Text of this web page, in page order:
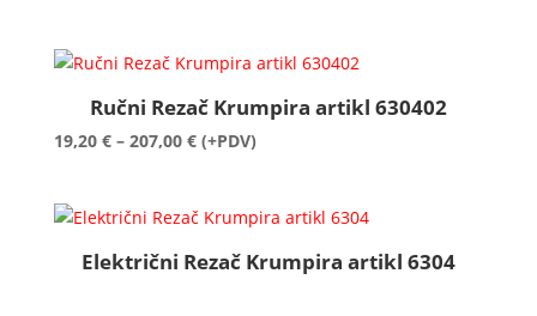
60,00 €
do
270,00 €
Ručni Rezač Krumpira artikl 630402
19,20 € – 207,00 €Raspon
19,20 €
207,00 €
(+PDV)
Električni Rezač Krumpira artikl 6304